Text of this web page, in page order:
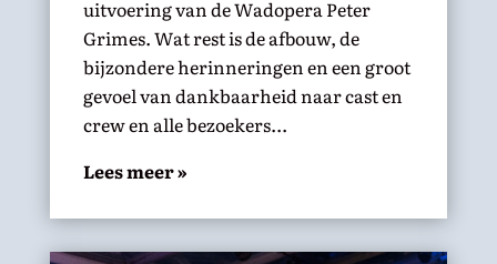
uitvoering van de Wadopera Peter
Grimes. Wat rest is de afbouw, de
bijzondere herinneringen en een groot
gevoel van dankbaarheid naar cast en
crew en alle bezoekers...
Lees meer »